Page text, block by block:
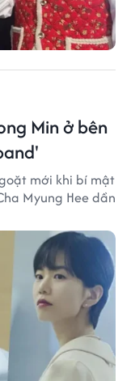
Min ở bên
mới khi bí mật
Myung Hee dần